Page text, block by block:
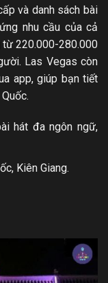
và danh sách bài
nhu cầu của cả
từ 220.000-280.000
Las Vegas còn
app, giúp bạn tiết
hát đa ngôn ngữ,
Kiên Giang.